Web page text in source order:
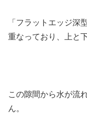
「フラットエッジ深
重なっており、上と
この隙間から水が流
ん。